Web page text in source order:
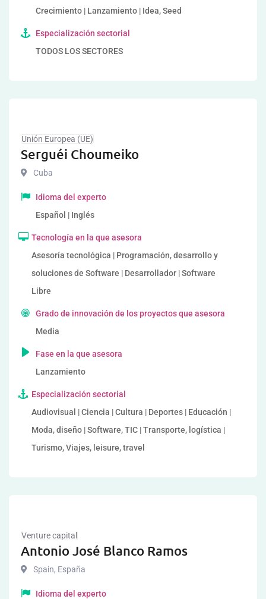
Crecimiento | Lanzamiento | Idea, Seed
Especialización sectorial
TODOS LOS SECTORES
Unión Europea (UE)
Serguéi Choumeiko
Cuba
Idioma del experto
Español | Inglés
Tecnología en la que asesora
Asesoría tecnológica | Programación, desarrollo y
soluciones de Software | Desarrollador | Software
Libre
Grado de innovación de los proyectos que asesora
Media
Fase en la que asesora
Lanzamiento
Especialización sectorial
Audiovisual | Ciencia | Cultura | Deportes | Educación |
Moda, diseño | Software, TIC | Transporte, logística |
Turismo, Viajes, leisure, travel
Venture capital
Antonio José Blanco Ramos
Spain, España
Idioma del experto